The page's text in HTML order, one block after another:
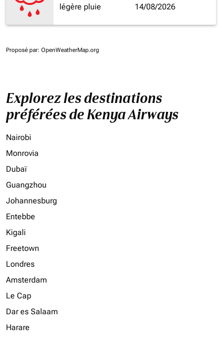
légère pluie
14/08/2026
Proposé par: OpenWeatherMap.org
Explorez les destinations
préférées de Kenya Airways
Nairobi
Monrovia
Dubaï
Guangzhou
Johannesburg
Entebbe
Kigali
Freetown
Londres
Amsterdam
Le Cap
Dar es Salaam
Harare